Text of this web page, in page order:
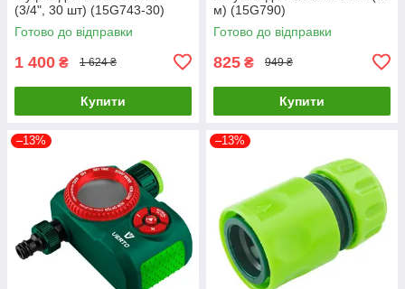
(3/4", 30 шт) (15G743-30)
Готово до відправки
1 400 ₴ 1 624 ₴
Купити
м) (15G790)
Готово до відправки
825 ₴ 949 ₴
Купити
–13% –13%